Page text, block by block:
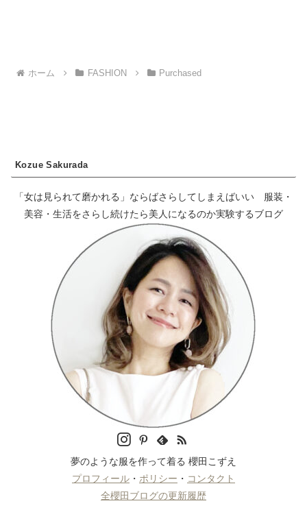
ホーム FASHION Purchased
Kozue Sakurada
「女は見られて磨かれる」ならばさらしてしまえばいい 服装・
美容・生活をさらし続けたら美人になるのか実験するブログ
夢のような服を作って着る 櫻田こずえ
プロフィール ・ ポリシー ・ コンタクト
全櫻田ブログの更新履歴